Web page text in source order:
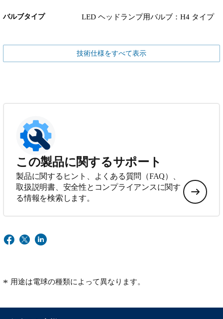
バルブタイプ LED ヘッドランプ用バルブ：H4 タイプ
技術仕様をすべて表示
この製品に関するサポート
製品に関するヒント、よくある質問（FAQ）、
取扱説明書、安全性とコンプライアンスに関す
る情報を検索します。
用途は電球の種類によって異なります。